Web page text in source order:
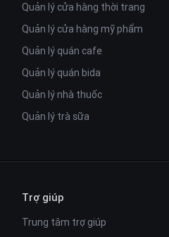
Quản lý cửa hàng thời trang
Quản lý cửa hàng mỹ phẩm
Quản lý quán cafe
Quản lý quán bida
Quản lý nhà thuốc
Quản lý trà sữa
Trợ giúp
Trung tâm trợ giúp